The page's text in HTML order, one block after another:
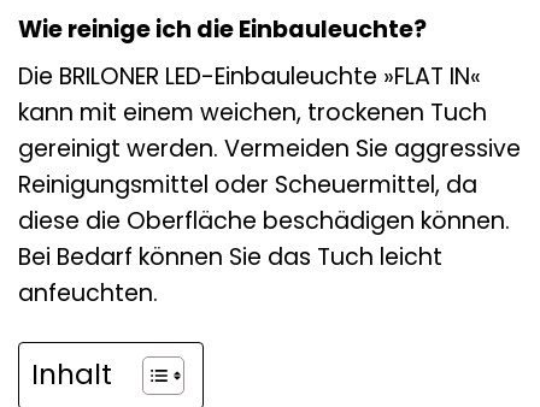
Wie reinige ich die Einbauleuchte?
Die BRILONER LED-Einbauleuchte »FLAT IN«
kann mit einem weichen, trockenen Tuch
gereinigt werden. Vermeiden Sie aggressive
Reinigungsmittel oder Scheuermittel, da
diese die Oberfläche beschädigen können.
Bei Bedarf können Sie das Tuch leicht
anfeuchten.
Inhalt